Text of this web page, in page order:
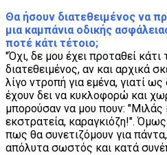
Θα ήσουν διατεθειμένος να
μια καμπάνια οδικής
ποτέ κάτι τέτοιο;
"Όχι, δε μου έχει προταθεί κάτι
διατεθειμένος, αν και αρχικά
λίγο ντροπή για εμένα, γιατί
έχουν δει να κυκλοφορώ και
μπορούσαν να μου πουν: "Μιλάς
εκστρατεία, καραγκιόζη!".
πως θα συνετιζόμουν για
απόλυτα σωστός και κατά